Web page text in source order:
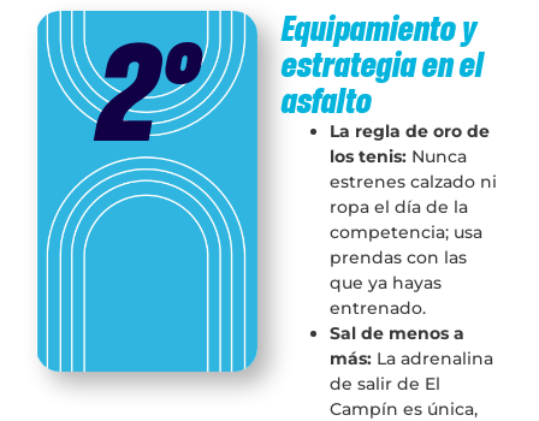
2° Equipamiento y
estrategia en el
asfalto
La regla de oro de
los tenis: Nunca
estrenes calzado ni
ropa el día de la
competencia; usa
prendas con las
que ya hayas
entrenado.
Sal de menos a
más: La adrenalina
de salir de El
Campín es única,